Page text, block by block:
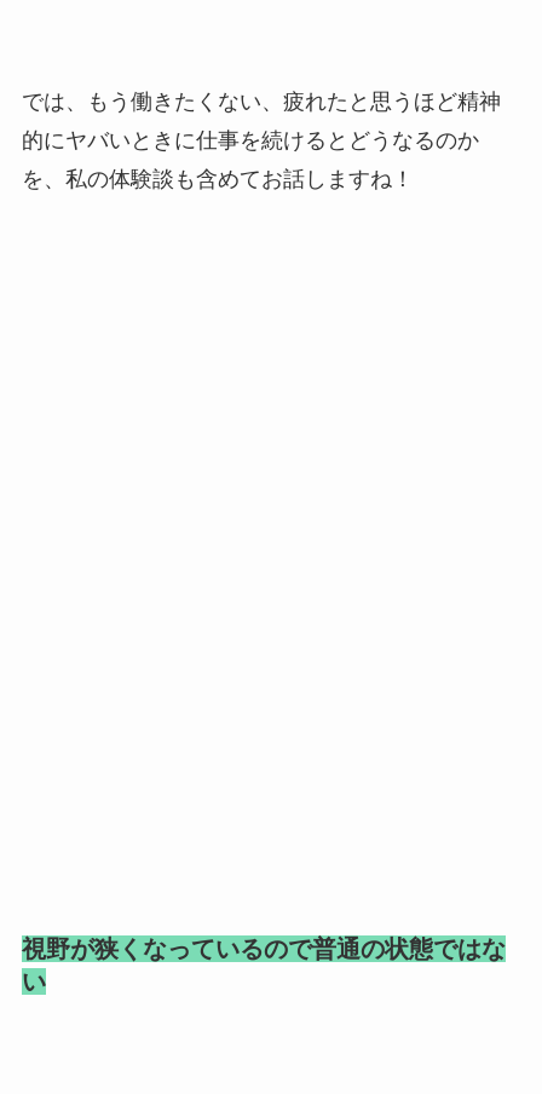
では、もう働きたくない、疲れたと思うほど精神
的にヤバいときに仕事を続けるとどうなるのか
を、私の体験談も含めてお話しますね！
視野が狭くなっているので普通の状態ではな
い